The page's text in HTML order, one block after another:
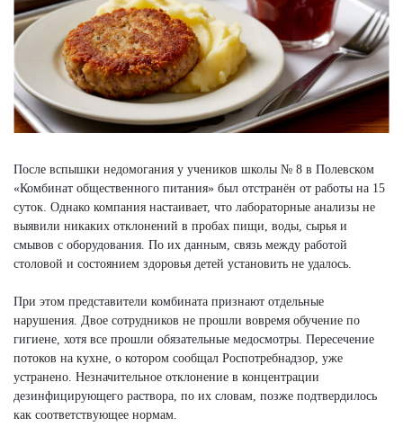
После вспышки недомогания у учеников школы № 8 в Полевском
«Комбинат общественного питания» был отстранён от работы на 15
суток. Однако компания настаивает, что лабораторные анализы не
выявили никаких отклонений в пробах пищи, воды, сырья и
смывов с оборудования. По их данным, связь между работой
столовой и состоянием здоровья детей установить не удалось.
При этом представители комбината признают отдельные
нарушения. Двое сотрудников не прошли вовремя обучение по
гигиене, хотя все прошли обязательные медосмотры. Пересечение
потоков на кухне, о котором сообщал Роспотребнадзор, уже
устранено. Незначительное отклонение в концентрации
дезинфицирующего раствора, по их словам, позже подтвердилось
как соответствующее нормам.